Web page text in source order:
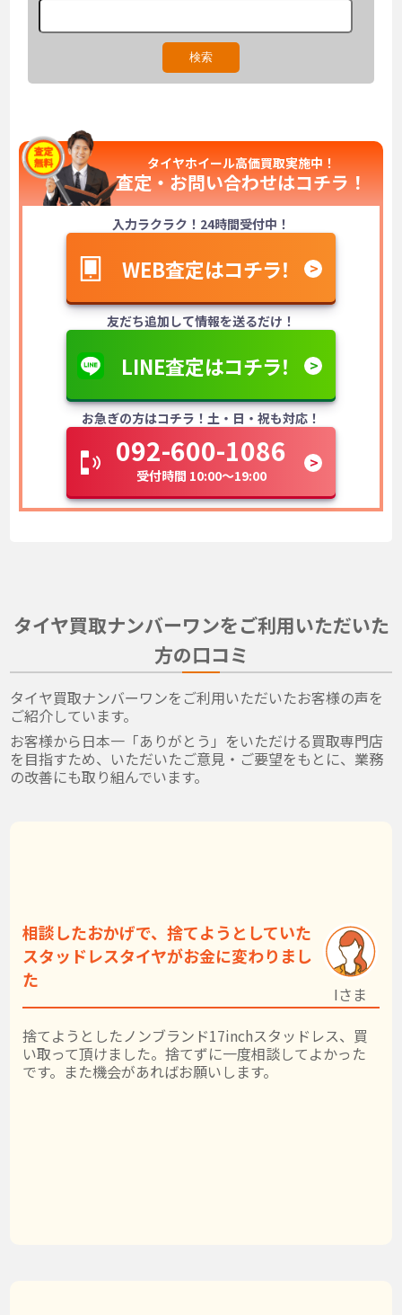
タイヤホイール高価買取実施中！
査定・お問い合わせはコチラ！
入力ラクラク！24時間受付中！
WEB査定はコチラ！
友だち追加して情報を送るだけ！
LINE査定はコチラ！
お急ぎの方はコチラ！土・日・祝も対応！
092-600-1086
受付時間 10:00～19:00
タイヤ買取ナンバーワンをご利用いただいた
方の口コミ
タイヤ買取ナンバーワンをご利用いただいたお客様の声を
ご紹介しています。
お客様から日本一「ありがとう」をいただける買取専門店
を目指すため、いただいたご意見・ご要望をもとに、業務
の改善にも取り組んでいます。
相談したおかげで、捨てようとしていた
スタッドレスタイヤがお金に変わりまし
た
捨てようとしたノンブランド17inchスタッドレス、買
い取って頂けました。捨てずに一度相談してよかった
です。また機会があればお願いします。
Iさま